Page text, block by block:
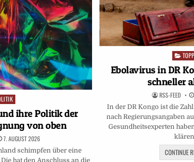
ihre Politik der
von oben
7. AUGUST 2026
schimpfen über eine
hat den Anschluss an die
Posted
in
Ebolavirus in DR
schneller
RSS-FEED
In der DR Kongo ist die
nach Regierungsangaben
Gesundheitsexperten
CONTINUE